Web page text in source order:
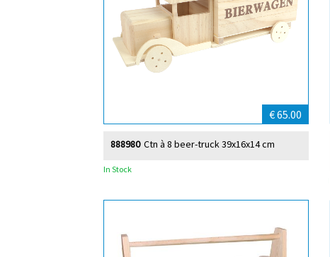
€ 65.00
Ctn à 8 beer-truck 39x16x14 cm
888980
In Stock